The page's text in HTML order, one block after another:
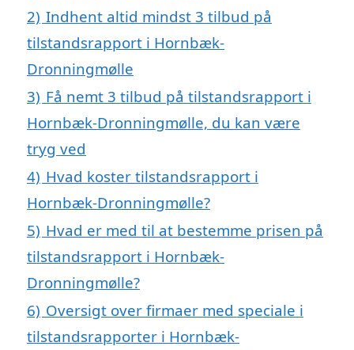
2) Indhent altid mindst 3 tilbud på
tilstandsrapport i Hornbæk-
Dronningmølle
3) Få nemt 3 tilbud på tilstandsrapport i
Hornbæk-Dronningmølle, du kan være
tryg ved
4) Hvad koster tilstandsrapport i
Hornbæk-Dronningmølle?
5) Hvad er med til at bestemme prisen på
tilstandsrapport i Hornbæk-
Dronningmølle?
6) Oversigt over firmaer med speciale i
tilstandsrapporter i Hornbæk-